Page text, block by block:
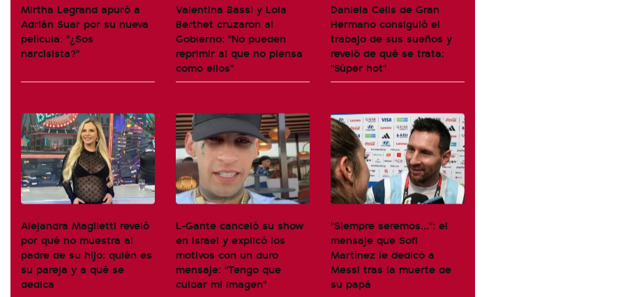
Mirtha Legrand apuró a
Adrián Suar por su nueva
película: "¿Sos
narcisista?"
Valentina Bassi y Lola
Berthet cruzaron al
Gobierno: "No pueden
reprimir al que no piensa
como ellos"
Daniela Celis de Gran
Hermano consiguió el
trabajo de sus sueños y
reveló de qué se trata:
"Súper hot"
Alejandra Maglietti reveló
por qué no muestra al
padre de su hijo: quién es
su pareja y a qué se
dedica
L-Gante canceló su show
en Israel y explicó los
motivos con un duro
mensaje: "Tengo que
cuidar mi imagen"
"Siempre seremos...": el
mensaje que Sofi
Martínez le dedicó a
Messi tras la muerte de
su papá